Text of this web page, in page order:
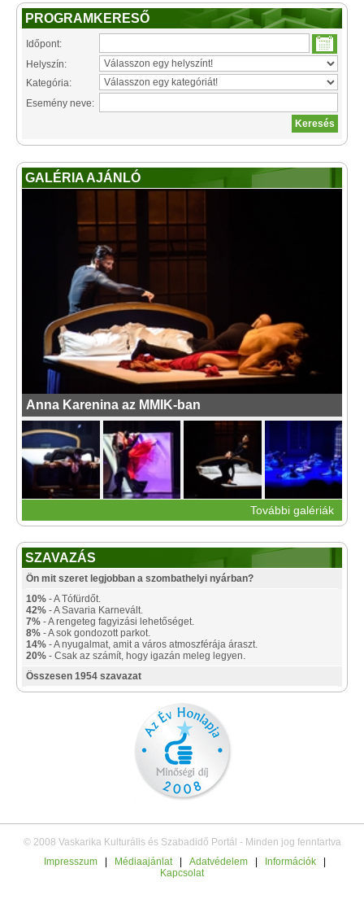
PROGRAMKERESŐ
Időpont:
Helyszín:
Kategória:
Esemény neve:
GALÉRIA AJÁNLÓ
Anna Karenina az MMIK-ban
További galériák
SZAVAZÁS
Ön mit szeret legjobban a szombathelyi nyárban?
10% - A Tófürdőt.
42% - A Savaria Karnevált.
7% - A rengeteg fagyizási lehetőséget.
8% - A sok gondozott parkot.
14% - A nyugalmat, amit a város atmoszférája áraszt.
20% - Csak az számít, hogy igazán meleg legyen.
Összesen 1954 szavazat
© 2008 Vaskarika Kulturális és Szabadidő Portál - Minden jog fenntartva
Impresszum
Médiaajánlat Adatvédelem Információk
Kapcsolat